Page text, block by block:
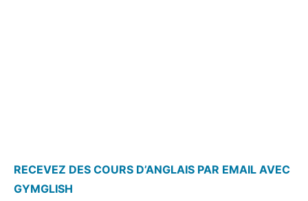
RECEVEZ DES COURS D’ANGLAIS PAR EMAIL AVEC
GYMGLISH